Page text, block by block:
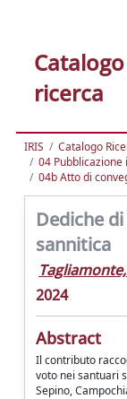
ricerca
IRIS
Catalogo
04
04b Atto di
Dediche
sannitica
2024
Abstract
Il contributo
voto nei santuari
Sepino,